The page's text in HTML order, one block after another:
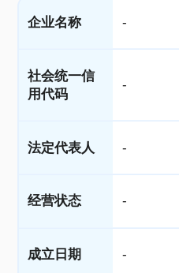
企业名称 -
社会统一信
用代码
-
法定代表人 -
经营状态 -
成立日期 -